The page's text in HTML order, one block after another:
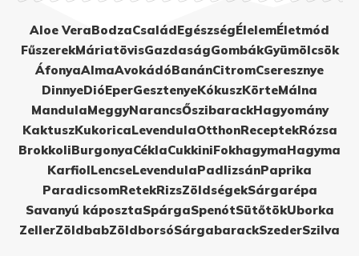
Aloe VeraBodzaCsaládEgészségÉlelemÉletmód
FűszerekMáriatövisGazdaságGombákGyümölcsök
ÁfonyaAlmaAvokádóBanánCitromCseresznye
DinnyeDióEperGesztenyeKókuszKörteMálna
MandulaMeggyNarancsŐszibarackHagyomány
KaktuszKukoricaLevendulaOtthonReceptekRózsa
BrokkoliBurgonyaCéklaCukkiniFokhagymaHagyma
KarfiolLencseLevendulaPadlizsánPaprika
ParadicsomRetekRizsZöldségekSárgarépa
Savanyú káposztaSpárgaSpenótSütőtökUborka
ZellerZöldbabZöldborsóSárgabarackSzederSzilva